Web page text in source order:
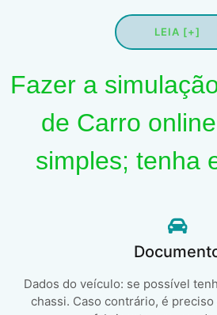
LEIA [+]
Fazer a
de Carro
simples; tenha
Dados do veículo: se possível
chassi. Caso contrário, é